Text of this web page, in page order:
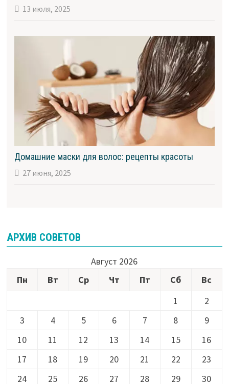
13 июля, 2025
Домашние маски для волос: рецепты красоты
27 июня, 2025
АРХИВ СОВЕТОВ
Август 2026
Пн
Вт Ср Чт Пт Сб
Вс
1
2
3
4 5 6 7 8
9
10
11 12 13 14 15
16
17
18 19 20 21 22
23
24
25 26 27 28 29
30